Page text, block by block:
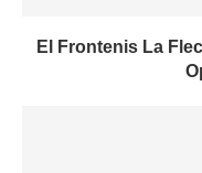
El Frontenis La